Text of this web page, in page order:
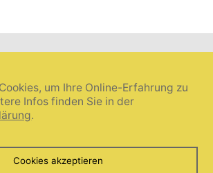
Einstellungen widerrufen
um Ihre Online-Erfahrung zu
Infos finden Sie in der
.
Cookies akzeptieren